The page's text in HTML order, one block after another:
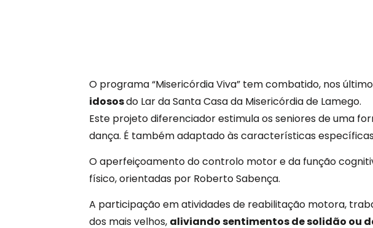
O programa “Misericórdia Viva” tem combatido, nos
idososdo Lar da Santa Casa da Misericórdia de Lamego.
Este projeto diferenciador estimula os seniores de uma
dança. É também adaptado às características
O aperfeiçoamento do controlo motor e da função
físico, orientadas por Roberto Sabença.
A participação em atividades de reabilitação motora,
dos mais velhos, aliviando sentimentos de solidão ou